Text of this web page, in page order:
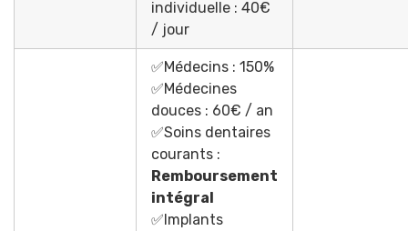
individuelle : 40€
/ jour
✅Médecins : 150%
✅Médecines
douces : 60€ / an
✅Soins dentaires
courants :
Remboursement
intégral
✅Implants